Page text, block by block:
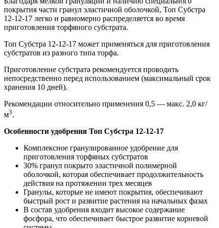
покрытия части гранул эластичной оболочкой, Топ Субстра
12-12-17 легко и равномерно распределяется во время
приготовления торфяного субстрата.
Топ Субстра 12-12-17 может применяться для приготовления
субстратов из разного типа торфа.
Приготовление субстрата рекомендуется проводить
непосредственно перед использованием (максимальный срок
хранения 10 дней).
Рекомендации относительно применения 0,5 — макс. 2,0 кг/
м3.
Особенности удобрения Топ Субстра 12-12-17
Комплексное гранулированное удобрение для
приготовления торфяных субстратов
30% гранул покрыто эластичной полимерной
оболочкой, которая обеспечивает продолжительность
действия на протяжении трех месяцев
Гранулы, которые не имеют покрытия, обеспечивают
быстрый рост и развитие растения на начальных фазах
В состав удобрения входит высокое содержание
фосфора, что обеспечивает быстрое развитие корневой